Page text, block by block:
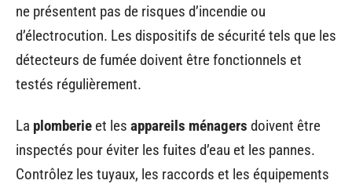
ne présentent pas de risques d’incendie ou
d’électrocution. Les dispositifs de sécurité tels que les
détecteurs de fumée doivent être fonctionnels et
testés régulièrement.
La plomberie et les appareils ménagers doivent être
inspectés pour éviter les fuites d’eau et les pannes.
Contrôlez les tuyaux, les raccords et les équipements